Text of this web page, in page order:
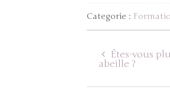
Categorie :
Êtes-vous
abeille ?